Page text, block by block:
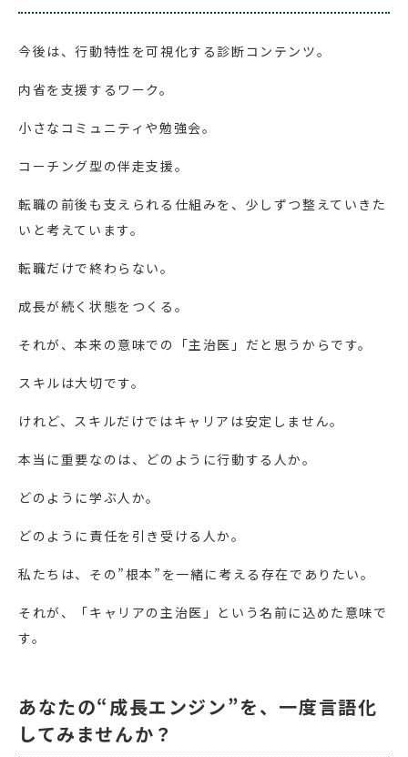
今後は、行動特性を可視化する診断コンテンツ。
内省を支援するワーク。
小さなコミュニティや勉強会。
コーチング型の伴走支援。
転職の前後も支えられる仕組みを、少しずつ整えていきた
いと考えています。
転職だけで終わらない。
成長が続く状態をつくる。
それが、本来の意味での「主治医」だと思うからです。
スキルは大切です。
けれど、スキルだけではキャリアは安定しません。
本当に重要なのは、どのように行動する人か。
どのように学ぶ人か。
どのように責任を引き受ける人か。
私たちは、その”根本”を一緒に考える存在でありたい。
それが、「キャリアの主治医」という名前に込めた意味で
す。
あなたの“成長エンジン”を、一度言語化
してみませんか？